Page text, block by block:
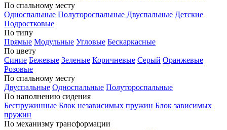
По спальному месту
Односпальные Полутороспальные Двуспальные Детские
Подростковые
По типу
Прямые Модульные Угловые Бескаркасные
По цвету
Синие Бежевые Зеленые Коричневые Серый Оранжевые
Розовые
По спальному месту
Двуспальные Односпальные Полутороспальные
По наполнению сидения
Беспружинные Блок независимых пружин Блок зависимых
пружин
По механизму трансформации